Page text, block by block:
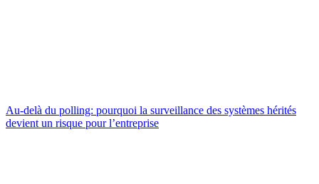
Au-delà du polling: pourquoi la surveillance des systèmes hérités
devient un risque pour l’entreprise